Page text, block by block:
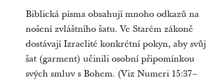
Biblická písma obsahují mnoho odkazů na
nošení zvláštního šatu. Ve Starém zákoně
dostávají Izraelité konkrétní pokyn, aby svůj
šat (garment) učinili osobní připomínkou
svých smluv s Bohem. (Viz Numeri 15:37–